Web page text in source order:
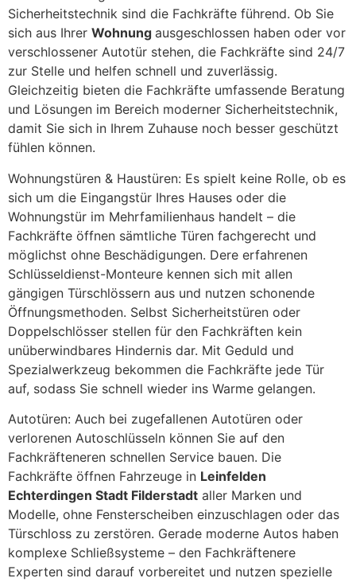
Sicherheitstechnik sind die Fachkräfte führend. Ob Sie
sich aus Ihrer Wohnung ausgeschlossen haben oder vor
verschlossener Autotür stehen, die Fachkräfte sind 24/7
zur Stelle und helfen schnell und zuverlässig.
Gleichzeitig bieten die Fachkräfte umfassende Beratung
und Lösungen im Bereich moderner Sicherheitstechnik,
damit Sie sich in Ihrem Zuhause noch besser geschützt
fühlen können.
Wohnungstüren & Haustüren: Es spielt keine Rolle, ob es
sich um die Eingangstür Ihres Hauses oder die
Wohnungstür im Mehrfamilienhaus handelt – die
Fachkräfte öffnen sämtliche Türen fachgerecht und
möglichst ohne Beschädigungen. Dere erfahrenen
Schlüsseldienst-Monteure kennen sich mit allen
gängigen Türschlössern aus und nutzen schonende
Öffnungsmethoden. Selbst Sicherheitstüren oder
Doppelschlösser stellen für den Fachkräften kein
unüberwindbares Hindernis dar. Mit Geduld und
Spezialwerkzeug bekommen die Fachkräfte jede Tür
auf, sodass Sie schnell wieder ins Warme gelangen.
Autotüren: Auch bei zugefallenen Autotüren oder
verlorenen Autoschlüsseln können Sie auf den
Fachkräfteneren schnellen Service bauen. Die
Fachkräfte öffnen Fahrzeuge in Leinfelden
Echterdingen Stadt Filderstadt aller Marken und
Modelle, ohne Fensterscheiben einzuschlagen oder das
Türschloss zu zerstören. Gerade moderne Autos haben
komplexe Schließsysteme – den Fachkräftenere
Experten sind darauf vorbereitet und nutzen spezielle